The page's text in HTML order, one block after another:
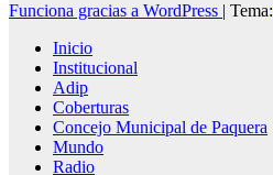
Funciona gracias a WordPress | Tema:
Inicio
Institucional
Adip
Coberturas
Concejo Municipal de Paquera
Mundo
Radio